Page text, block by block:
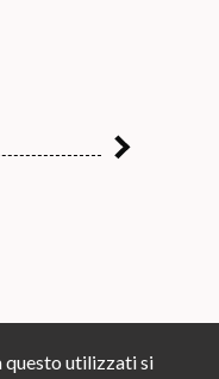
questo utilizzati si